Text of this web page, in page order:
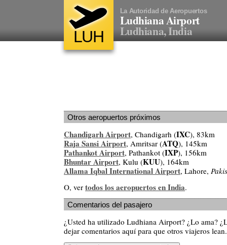
LUH
La Autoridad de Aeropuertos
Ludhiana Airport
Ludhiana, India
Otros aeropuertos próximos
Chandigarh Airport, Chandigarh (IXC), 83km
Raja Sansi Airport, Amritsar (ATQ), 145km
Pathankot Airport, Pathankot (IXP), 156km
Bhuntar Airport, Kulu (KUU), 164km
Allama Iqbal International Airport, Lahore,
O, ver todos los aeropuertos en India.
Comentarios del pasajero
¿Usted ha utilizado Ludhiana Airport? ¿Lo ama?
dejar comentarios aquí para que otros viajeros lean.